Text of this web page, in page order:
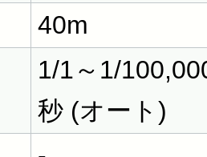
40m
1/1～1/
秒 (オート)